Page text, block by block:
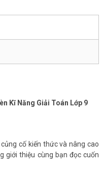
Kĩ Năng Giải Toán Lớp 9
cố kiến thức và nâng cao
giới thiệu cùng bạn đọc cuốn